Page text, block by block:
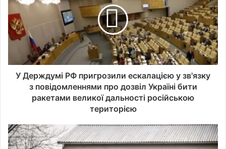
У Держдумі РФ пригрозили ескалацією у зв'язку
з повідомленнями про дозвіл Україні бити
ракетами великої дальності російською
територією